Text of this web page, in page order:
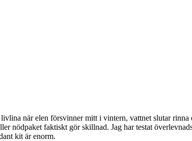
när elen försvinner mitt i vintern, vattnet slutar
nödpaket faktiskt gör skillnad. Jag har testat
kit är enorm.